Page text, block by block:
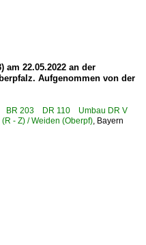
am 22.05.2022 an der
Aufgenommen von der
BR 203 DR 110 Umbau DR V
- Z) / Weiden (Oberpf), Bayern